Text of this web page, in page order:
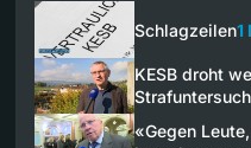
Schlagzeilen1
KESB droht
«Gegen